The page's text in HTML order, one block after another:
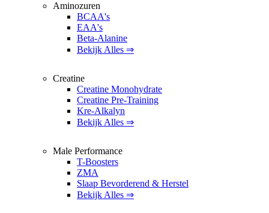
Aminozuren
BCAA's
EAA's
Beta-Alanine
Bekijk Alles ⇒
Creatine
Creatine Monohydrate
Creatine Pre-Training
Kre-Alkalyn
Bekijk Alles ⇒
Male Performance
T-Boosters
ZMA
Slaap Bevorderend & Herstel
Bekijk Alles ⇒